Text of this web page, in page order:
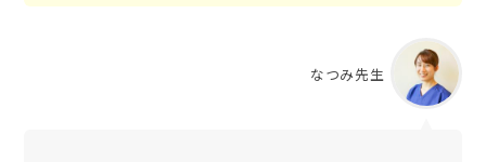
なつみ先生